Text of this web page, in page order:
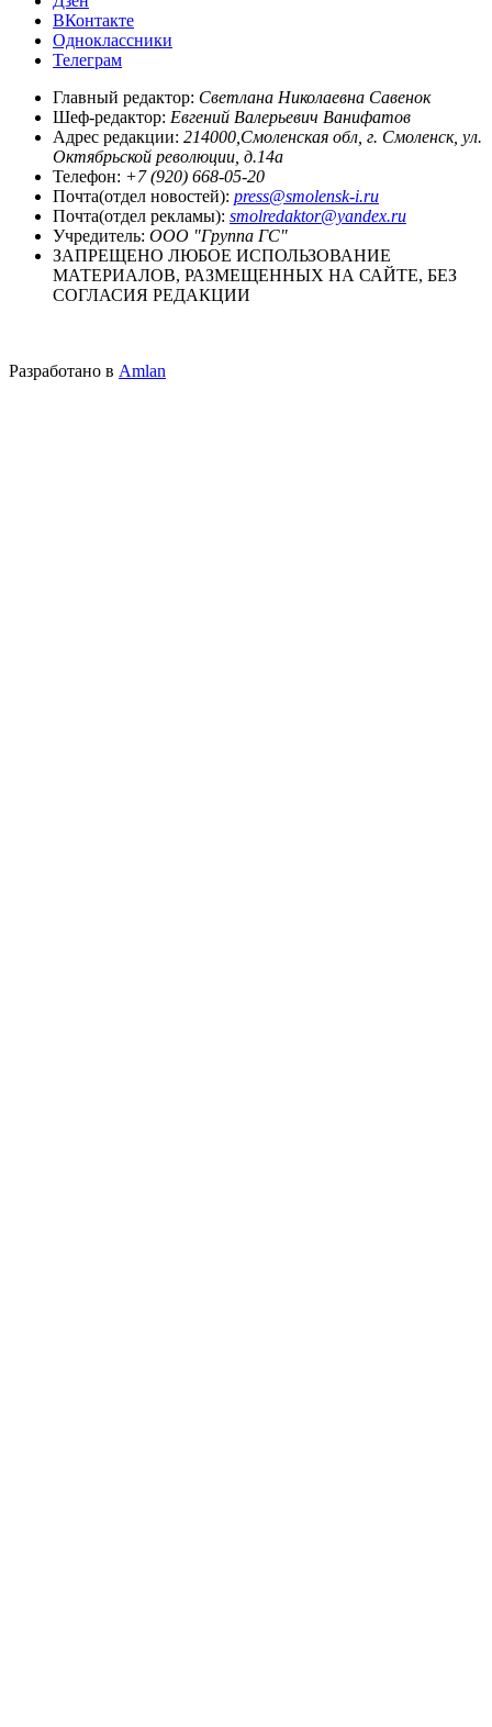
ВКонтакте
Одноклассники
Телеграм
Главный редактор: Светлана Николаевна Савенок
Шеф-редактор: Евгений Валерьевич Ванифатов
Адрес редакции: 214000,Смоленская обл, г. Смоленск, ул.
Октябрьской революции, д.14а
Телефон: +7 (920) 668-05-20
Почта(отдел новостей): press@smolensk-i.ru
Почта(отдел рекламы): smolredaktor@yandex.ru
Учредитель: ООО "Группа ГС"
ЗАПРЕЩЕНО ЛЮБОЕ ИСПОЛЬЗОВАНИЕ
МАТЕРИАЛОВ, РАЗМЕЩЕННЫХ НА САЙТЕ, БЕЗ
СОГЛАСИЯ РЕДАКЦИИ
Разработано в Amlan